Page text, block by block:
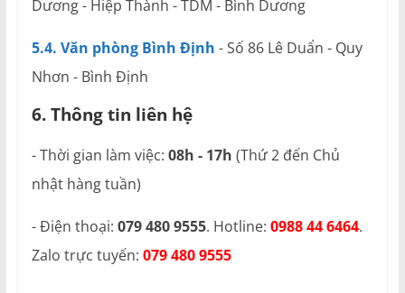
Dương - Hiệp Thành - TDM - Bình Dương
5.4. Văn phòng Bình Định - Số 86 Lê Duẩn - Quy
Nhơn - Bình Định
6. Thông tin liên hệ
- Thời gian làm việc: 08h - 17h (Thứ 2 đến Chủ
nhật hàng tuần)
- Điện thoại: 079 480 9555. Hotline: 0988 44 6464.
Zalo trực tuyến: 079 480 9555